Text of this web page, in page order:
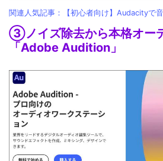
関連人気記事：【初心者向け】Audacityで
③ノイズ除去から本格オー
「Adobe Audition」